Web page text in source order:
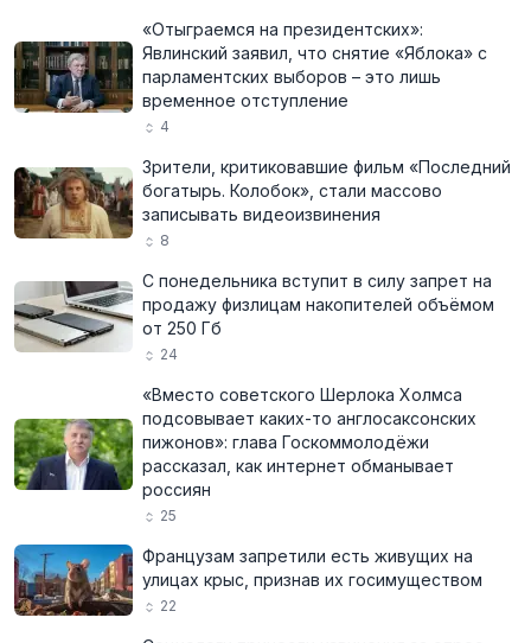
«Отыграемся на президентских»:
Явлинский заявил, что снятие «Яблока» с
парламентских выборов – это лишь
временное отступление
4
Зрители, критиковавшие фильм «Последний
богатырь. Колобок», стали массово
записывать видеоизвинения
8
С понедельника вступит в силу запрет на
продажу физлицам накопителей объёмом
от 250 Гб
24
«Вместо советского Шерлока Холмса
подсовывает каких-то англосаксонских
пижонов»: глава Госкоммолодёжи
рассказал, как интернет обманывает
россиян
25
Французам запретили есть живущих на
улицах крыс, признав их госимуществом
22